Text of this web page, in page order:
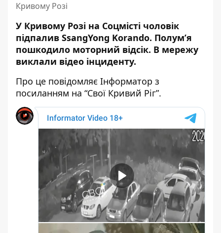
Кривому Розі
У Кривому Розі на Соцмісті чоловік
підпалив SsangYong Korando. Полум’я
пошкодило моторний відсік. В мережу
виклали відео інциденту.
Про це повідомляє Інформатор з
посиланням на “Свої Кривий Ріг”.